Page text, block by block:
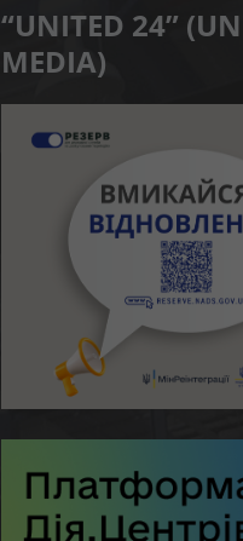
“UNITED 24”
MEDIA)